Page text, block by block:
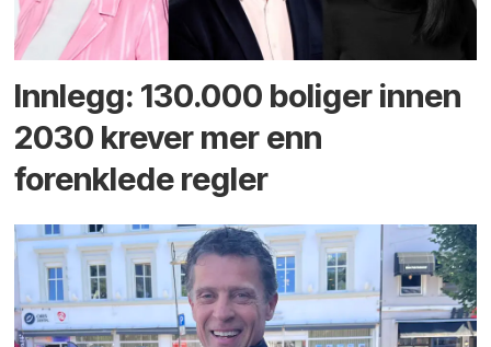
Innlegg: 130.000 boliger innen
2030 krever mer enn
forenklede regler